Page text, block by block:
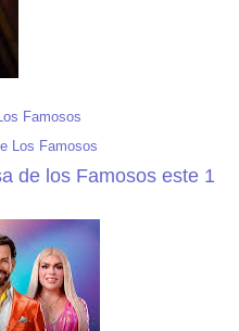
Famosos
Los Famosos
de los Famosos este 1